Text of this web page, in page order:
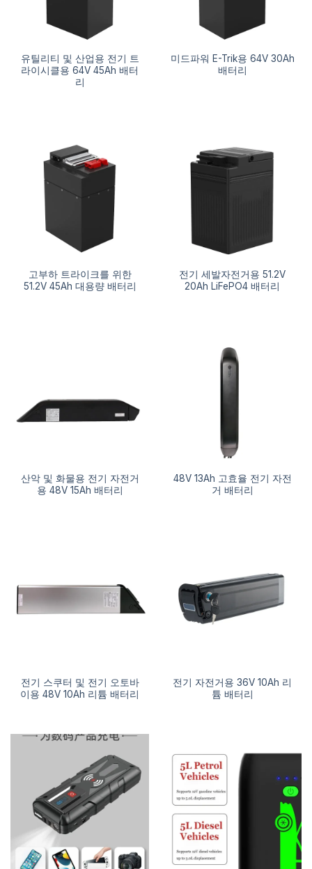
유틸리티 및 산업용 전기 트
라이시클용 64V 45Ah 배터
리
미드파워 E-Trik용 64V 30Ah
배터리
고부하 트라이크를 위한
51.2V 45Ah 대용량 배터리
전기 세발자전거용 51.2V
20Ah LiFePO4 배터리
산악 및 화물용 전기 자전거
용 48V 15Ah 배터리
48V 13Ah 고효율 전기 자전
거 배터리
전기 스쿠터 및 전기 오토바
이용 48V 10Ah 리튬 배터리
전기 자전거용 36V 10Ah 리
튬 배터리